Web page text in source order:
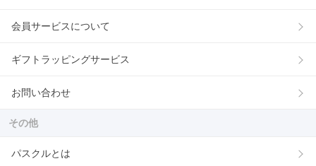
会員サービスについて
ギフトラッピングサービス
お問い合わせ
その他
パスクルとは